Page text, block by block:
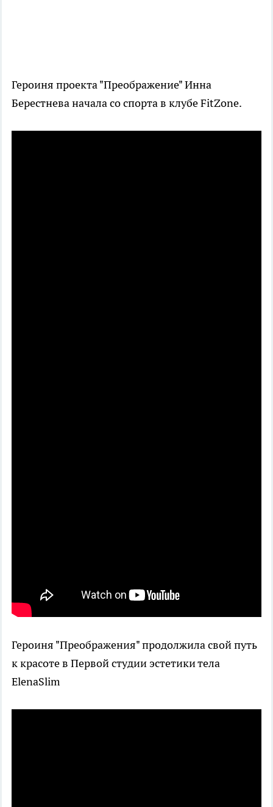
Героиня проекта "Преображение" Инна
Берестнева начала со спорта в клубе FitZone.
Героиня "Преображения" продолжила свой путь
к красоте в Первой студии эстетики тела
ElenaSlim